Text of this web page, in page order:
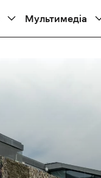
Мультимедіа